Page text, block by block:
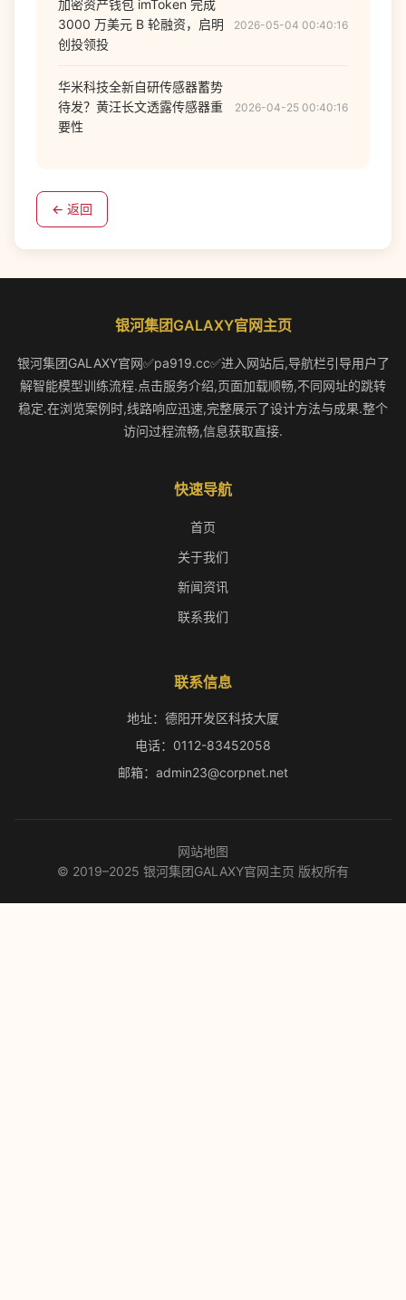
加密资产钱包 imToken 完成
3000 万美元 B 轮融资，启明
创投领投
2026-05-04 00:40:16
华米科技全新自研传感器蓄势
待发？黄汪长文透露传感器重
要性
2026-04-25 00:40:16
← 返回
银河集团GALAXY官网主页
银河集团GALAXY官网✅pa919.cc✅进入网站后,导航栏引导用户了
解智能模型训练流程.点击服务介绍,页面加载顺畅,不同网址的跳转
稳定.在浏览案例时,线路响应迅速,完整展示了设计方法与成果.整个
访问过程流畅,信息获取直接.
快速导航
首页
关于我们
新闻资讯
联系我们
联系信息
地址：德阳开发区科技大厦
电话：0112-83452058
邮箱：admin23@corpnet.net
网站地图
© 2019–2025 银河集团GALAXY官网主页 版权所有